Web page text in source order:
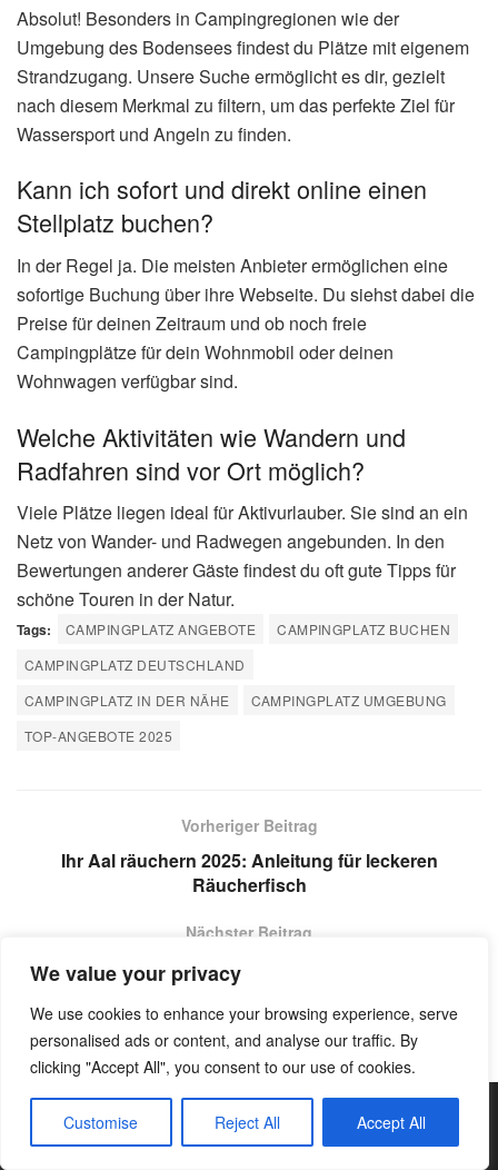
We value your privacy
We use cookies to enhance your browsing experience, serve
personalised ads or content, and analyse our traffic. By
clicking "Accept All", you consent to our use of cookies.
Customise Reject All Accept All
Absolut! Besonders in Campingregionen wie der
Umgebung des Bodensees findest du Plätze mit eigenem
Strandzugang. Unsere Suche ermöglicht es dir, gezielt
nach diesem Merkmal zu filtern, um das perfekte Ziel für
Wassersport und Angeln zu finden.
Kann ich sofort und direkt online einen
Stellplatz buchen?
In der Regel ja. Die meisten Anbieter ermöglichen eine
sofortige Buchung über ihre Webseite. Du siehst dabei die
Preise für deinen Zeitraum und ob noch freie
Campingplätze für dein Wohnmobil oder deinen
Wohnwagen verfügbar sind.
Welche Aktivitäten wie Wandern und
Radfahren sind vor Ort möglich?
Viele Plätze liegen ideal für Aktivurlauber. Sie sind an ein
Netz von Wander- und Radwegen angebunden. In den
Bewertungen anderer Gäste findest du oft gute Tipps für
schöne Touren in der Natur.
Tags: CAMPINGPLATZ ANGEBOTE
CAMPINGPLATZ BUCHEN
CAMPINGPLATZ DEUTSCHLAND
CAMPINGPLATZ IN DER NÄHE
CAMPINGPLATZ UMGEBUNG
TOP-ANGEBOTE 2025
Vorheriger Beitrag
Ihr Aal räuchern 2025: Anleitung für leckeren
Räucherfisch
Nächster Beitrag
Finden Sie Ihre Traum-Campingplätze Dänemark 2025